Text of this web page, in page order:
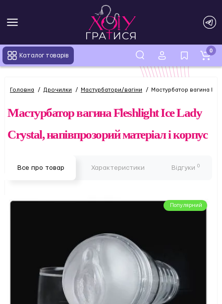
Каталог товарів
0
Головна Дрочилки Мастурбатори/вагіни Мастурбатор вагина
Мастурбатор вагина Fleshlight Ice Lady
Crystal, напівпрозорий матеріал і корпус
Все про товар Характеристики Відгуки 0
Популярний